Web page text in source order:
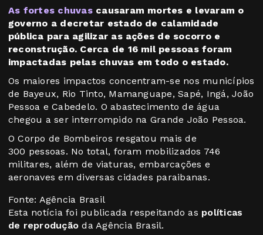
As fortes chuvascausaram mortes e levaram o
governo a decretar estado de calamidade
pública para agilizar as ações de socorro e
reconstrução. Cerca de 16 mil pessoas foram
impactadas pelas chuvas em todo o estado.
Os maiores impactos concentram-se nos municípios
de Bayeux, Rio Tinto, Mamanguape, Sapé, Ingá, João
Pessoa e Cabedelo. O abastecimento de água
chegou a ser interrompido na Grande João Pessoa.
O Corpo de Bombeiros resgatou mais de
300 pessoas. No total, foram mobilizados 746
militares, além de viaturas, embarcações e
aeronaves em diversas cidades paraibanas.
Fonte: Agência Brasil
Esta notícia foi publicada respeitando as políticas
de reprodução da Agência Brasil.